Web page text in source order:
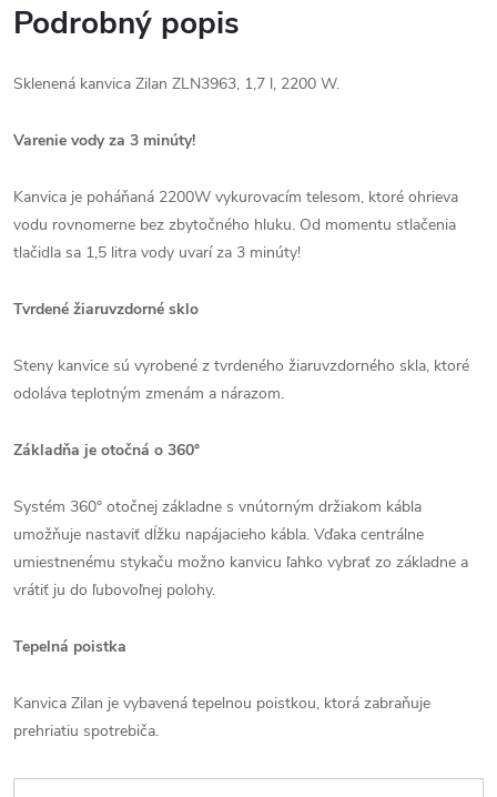
Podrobný popis
Sklenená kanvica Zilan ZLN3963, 1,7 l, 2200 W.
Varenie vody za 3 minúty!
Kanvica je poháňaná 2200W vykurovacím telesom, ktoré ohrieva
vodu rovnomerne bez zbytočného hluku. Od momentu stlačenia
tlačidla sa 1,5 litra vody uvarí za 3 minúty!
Tvrdené žiaruvzdorné sklo
Steny kanvice sú vyrobené z tvrdeného žiaruvzdorného skla, ktoré
odoláva teplotným zmenám a nárazom.
Základňa je otočná o 360°
Systém 360° otočnej základne s vnútorným držiakom kábla
umožňuje nastaviť dĺžku napájacieho kábla. Vďaka centrálne
umiestnenému stykaču možno kanvicu ľahko vybrať zo základne a
vrátiť ju do ľubovoľnej polohy.
Tepelná poistka
Kanvica Zilan je vybavená tepelnou poistkou, ktorá zabraňuje
prehriatiu spotrebiča.